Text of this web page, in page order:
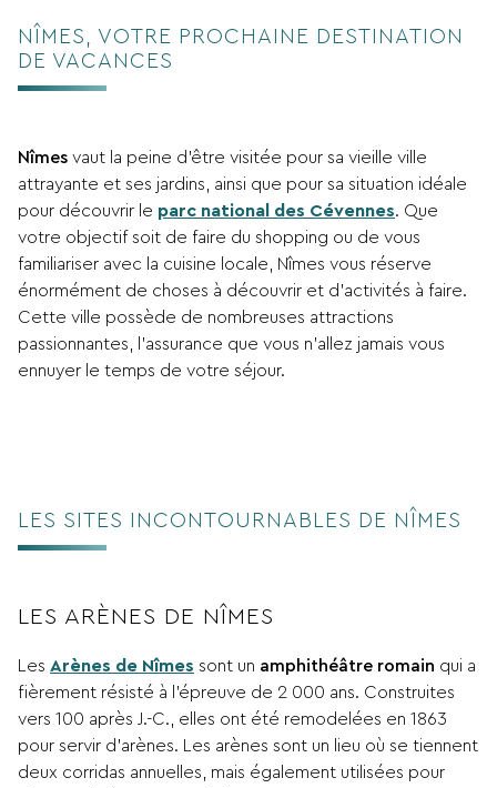
NÎMES, VOTRE PROCHAINE DESTINATION
DE VACANCES
Nîmes vaut la peine d’être visitée pour sa vieille ville
attrayante et ses jardins, ainsi que pour sa situation idéale
pour découvrir le parc national des Cévennes. Que
votre objectif soit de faire du shopping ou de vous
familiariser avec la cuisine locale, Nîmes vous réserve
énormément de choses à découvrir et d’activités à faire.
Cette ville possède de nombreuses attractions
passionnantes, l’assurance que vous n’allez jamais vous
ennuyer le temps de votre séjour.
LES SITES INCONTOURNABLES DE NÎMES
LES ARÈNES DE NÎMES
Les Arènes de Nîmes sont un amphithéâtre romain qui a
fièrement résisté à l’épreuve de 2 000 ans. Construites
vers 100 après J.-C., elles ont été remodelées en 1863
pour servir d’arènes. Les arènes sont un lieu où se tiennent
deux corridas annuelles, mais également utilisées pour